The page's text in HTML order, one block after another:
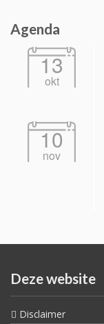
Agenda
13
okt
10
nov
Deze website
Disclaimer